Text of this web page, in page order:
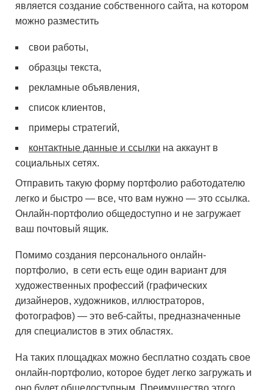
является создание собственного сайта, на котором
можно разместить
свои работы,
образцы текста,
рекламные объявления,
список клиентов,
примеры стратегий,
контактные данные и ссылки на аккаунт в
социальных сетях.
Отправить такую ​​форму портфолио работодателю
легко и быстро — все, что вам нужно — это ссылка.
Онлайн-портфолио общедоступно и не загружает
ваш почтовый ящик.
Помимо создания персонального онлайн-
портфолио, в сети есть еще один вариант для
художественных профессий (графических
дизайнеров, художников, иллюстраторов,
фотографов) — это веб-сайты, предназначенные
для специалистов в этих областях.
На таких площадках можно бесплатно создать свое
онлайн-портфолио, которое будет легко загружать и
оно будет общедоступным. Преимущество этого